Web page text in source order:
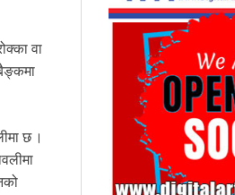
वा
छ ।